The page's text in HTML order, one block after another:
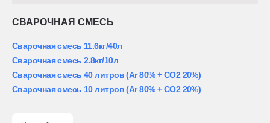
СВАРОЧНАЯ СМЕСЬ
Сварочная смесь 11.6кг/40л
Сварочная смесь 2.8кг/10л
Сварочная смесь 40 литров (Ar 80% + CO2 20%)
Сварочная смесь 10 литров (Ar 80% + CO2 20%)